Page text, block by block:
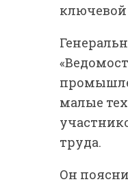
ключевой
малые
труда.
Он